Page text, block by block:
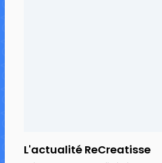
L'actualité ReCreatisse